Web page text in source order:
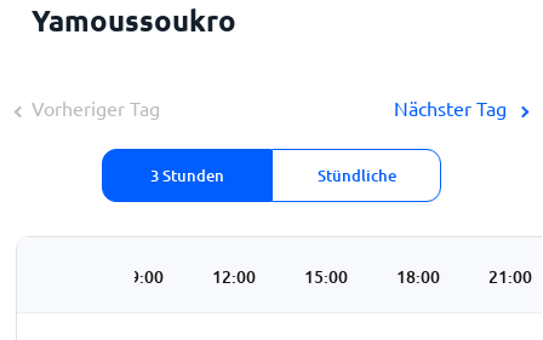
Yamoussoukro
Vorheriger Tag
3 Stunden Stündliche
Nächster Tag
09:00 12:00 15:00 18:00 21:00